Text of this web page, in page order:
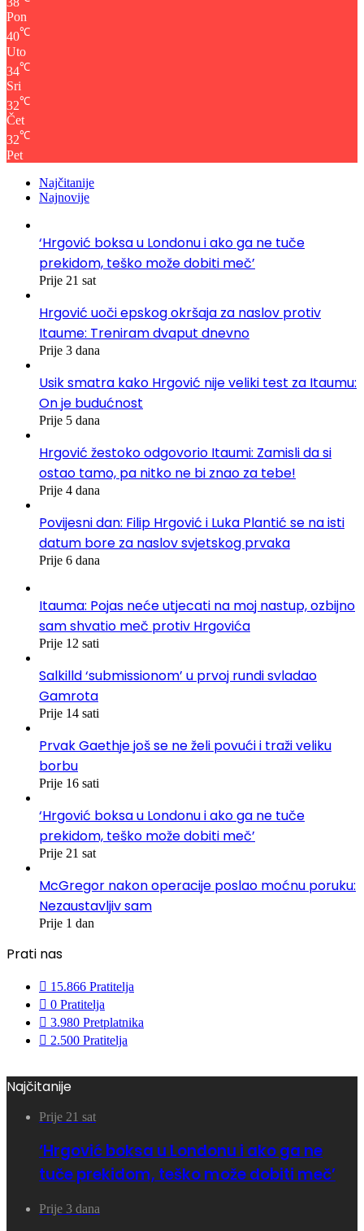
Pon
40℃
Uto
34℃
Sri
32℃
Čet
32℃
Pet
Najčitanije
Najnovije
‘Hrgović boksa u Londonu i ako ga ne tuče
prekidom, teško može dobiti meč’
Prije 21 sat
Hrgović uoči epskog okršaja za naslov protiv
Itaume: Treniram dvaput dnevno
Prije 3 dana
Usik smatra kako Hrgović nije veliki test za Itaumu:
On je budućnost
Prije 5 dana
Hrgović žestoko odgovorio Itaumi: Zamisli da si
ostao tamo, pa nitko ne bi znao za tebe!
Prije 4 dana
Povijesni dan: Filip Hrgović i Luka Plantić se na isti
datum bore za naslov svjetskog prvaka
Prije 6 dana
Itauma: Pojas neće utjecati na moj nastup, ozbijno
sam shvatio meč protiv Hrgovića
Prije 12 sati
Salkilld ‘submissionom’ u prvoj rundi svladao
Gamrota
Prije 14 sati
Prvak Gaethje još se ne želi povući i traži veliku
borbu
Prije 16 sati
‘Hrgović boksa u Londonu i ako ga ne tuče
prekidom, teško može dobiti meč’
Prije 21 sat
McGregor nakon operacije poslao moćnu poruku:
Nezaustavljiv sam
Prije 1 dan
Prati nas
15.866 Pratitelja
0 Pratitelja
3.980 Pretplatnika
2.500 Pratitelja
Najčitanije
Prije 21 sat
‘Hrgović boksa u Londonu i ako ga ne
tuče prekidom, teško može dobiti meč’
Prije 3 dana